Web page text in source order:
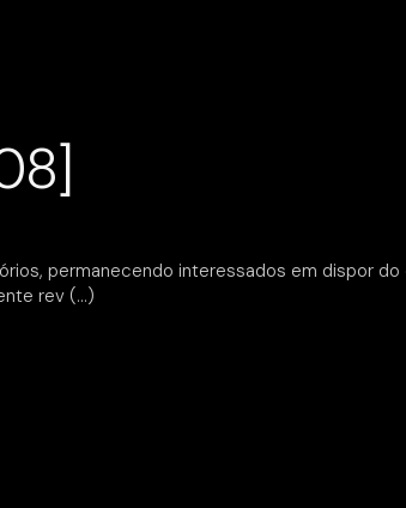
permanecendo interessados em dispor
rev